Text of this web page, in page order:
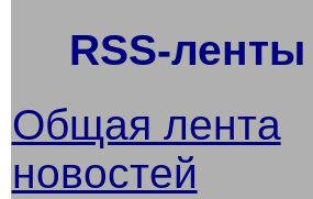
RSS-ленты
Общая лента
новостей